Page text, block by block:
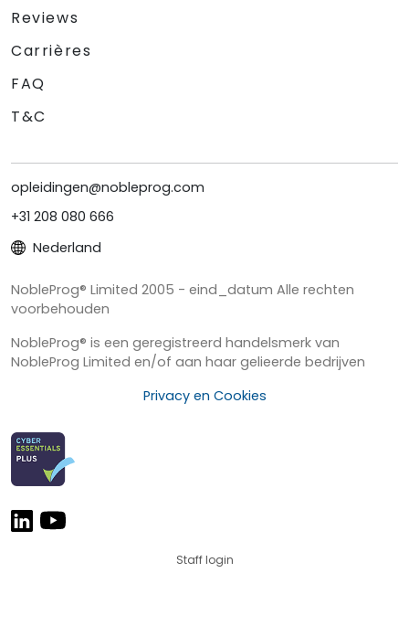
Reviews
Carrières
FAQ
T&C
opleidingen@nobleprog.com
+31 208 080 666
Nederland
NobleProg® Limited 2005 - eind_datum Alle rechten
voorbehouden
NobleProg® is een geregistreerd handelsmerk van
NobleProg Limited en/of aan haar gelieerde bedrijven
Privacy en Cookies
Staff login